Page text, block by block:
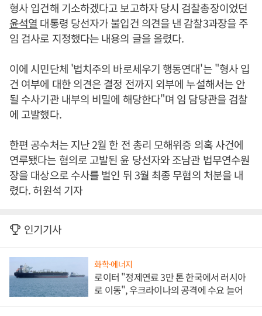
형사 입건해 기소하겠다고 보고하자 당시 검찰총장이었던
윤석열 대통령 당선자가 불입건 의견을 낸 감찰3과장을 주
임 검사로 지정했다는 내용의 글을 올렸다.
이에 시민단체 '법치주의 바로세우기 행동연대'는 "형사 입
건 여부에 대한 의견은 결정 전까지 외부에 누설해서는 안
될 수사기관 내부의 비밀에 해당한다"며 임 담당관을 검찰
에 고발했다.
한편 공수처는 지난 2월 한 전 총리 모해위증 의혹 사건에
연루됐다는 혐의로 고발된 윤 당선자와 조남관 법무연수원
장을 대상으로 수사를 벌인 뒤 3월 최종 무혐의 처분을 내
렸다. 허원석 기자
인기기사
화학·에너지
로이터 "정제연료 3만 톤 한국에서 러시아
로 이동", 우크라이나의 공격에 수요 늘어